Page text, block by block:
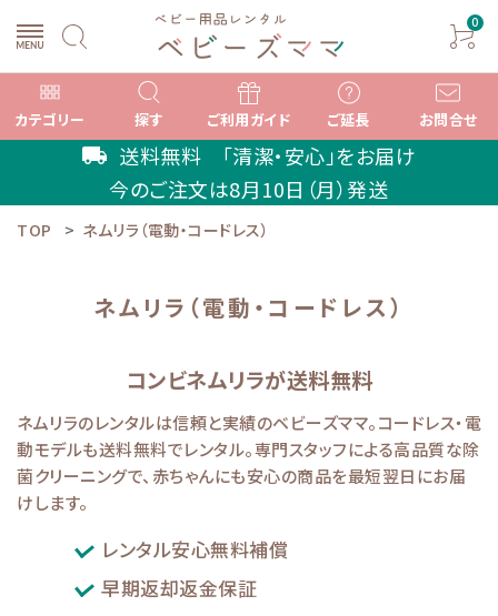
0
カテゴリー 探す ご利用ガイド ご延長 お問合せ
local_shipping 送料無料 「清潔・安心」をお届け
今のご注文は8月10日（月）発送
ACCOUNT MENU
meeting_room person
カテゴリーから選ぶ
コンテンツ
TOP ネムリラ（電動・コードレス）
ネムリラ（電動・コードレス）
コンビネムリラが送料無料
ネムリラのレンタルは信頼と実績のベビーズママ。コードレス・電
動モデルも送料無料でレンタル。専門スタッフによる高品質な除
菌クリーニングで、赤ちゃんにも安心の商品を最短翌日にお届
けします。
レンタル安心無料補償
早期返却返金保証